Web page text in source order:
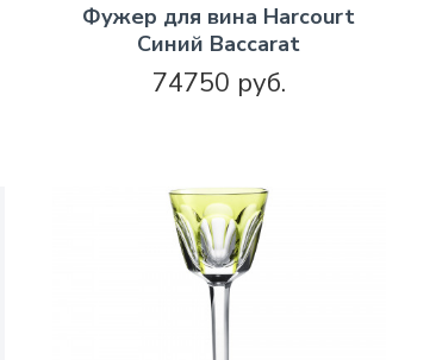
Фужер для вина Harcourt
Синий Baccarat
74750 руб.